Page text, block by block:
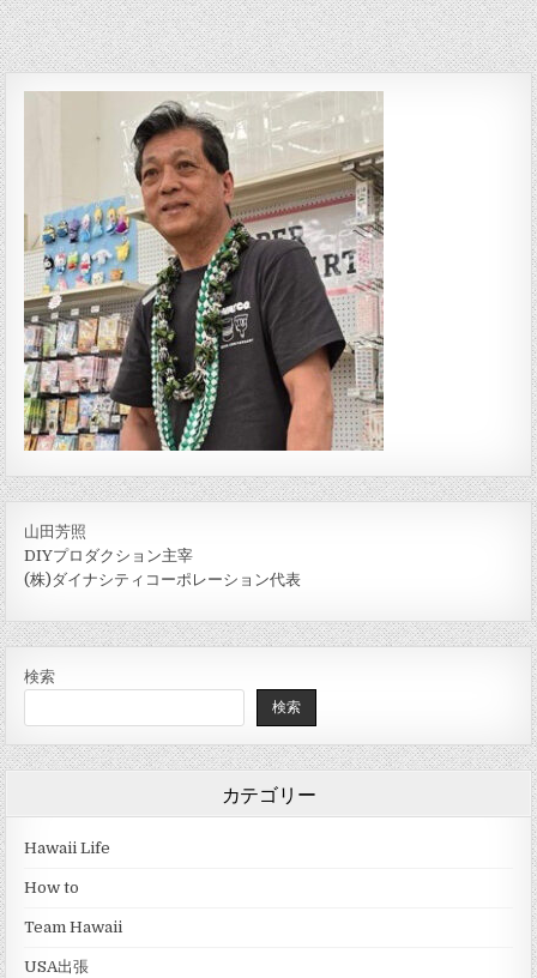
山田芳照
DIYプロダクション主宰
(株)ダイナシティコーポレーション代表
検索
検索
カテゴリー
Hawaii Life
How to
Team Hawaii
USA出張